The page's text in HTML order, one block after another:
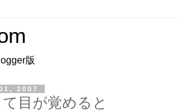
版
2007
目が覚めると